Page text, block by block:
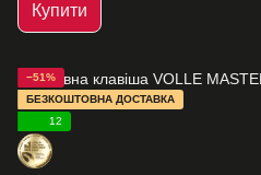
Купити
−51%
БЕЗКОШТОВНА ДОСТАВКА
12